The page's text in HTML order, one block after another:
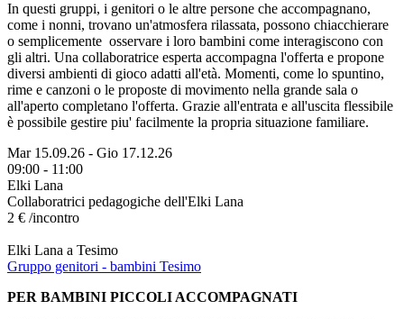
In questi gruppi, i genitori o le altre persone che accompagnano,
come i nonni, trovano un'atmosfera rilassata, possono chiacchierare
o semplicemente osservare i loro bambini come interagiscono con
gli altri. Una collaboratrice esperta accompagna l'offerta e propone
diversi ambienti di gioco adatti all'età. Momenti, come lo spuntino,
rime e canzoni o le proposte di movimento nella grande sala o
all'aperto completano l'offerta. Grazie all'entrata e all'uscita flessibile
è possibile gestire piu' facilmente la propria situazione familiare.
Mar 15.09.26 - Gio 17.12.26
09:00 - 11:00
Elki Lana
Collaboratrici pedagogiche dell'Elki Lana
2 € /incontro
Elki Lana a Tesimo
Gruppo genitori - bambini Tesimo
PER BAMBINI PICCOLI ACCOMPAGNATI